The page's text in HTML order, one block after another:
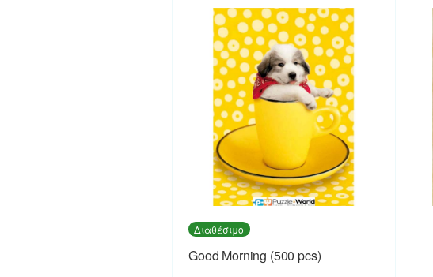
Διαθέσιμο
Good Morning (500 pcs)